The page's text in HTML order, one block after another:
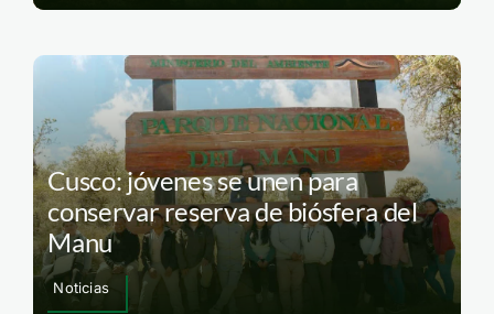
Cusco: jóvenes se unen para
conservar reserva de biósfera del
Manu
Noticias